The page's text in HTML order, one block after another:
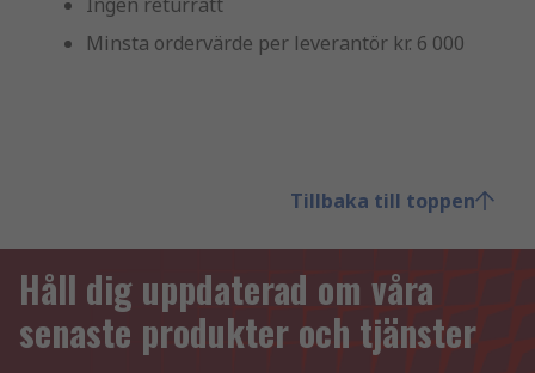
Minsta ordervärde per leverantör kr. 6 000
Tillbaka till toppen
Håll dig uppdaterad om våra
senaste produkter och tjänster